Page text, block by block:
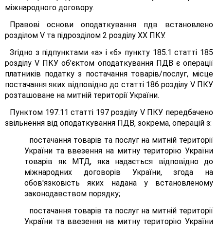
міжнародного договору.
Правові основи оподаткування пдв встановлено
розділом V та підрозділом 2 розділу XX ПКУ.
Згідно з підпунктами «а» і «б» пункту 185.1 статті 185
розділу V ПКУ об’єктом оподаткування ПДВ є операції
платників податку з постачання товарів/послуг, місце
постачання яких відповідно до статті 186 розділу V ПКУ
розташоване на митній території України.
Пунктом 197.11 статті 197 розділу V ПКУ передбачено
звільнення від оподаткування ПДВ, зокрема, операцій з:
постачання товарів та послуг на митній території
України та ввезення на митну територію України
товарів як МТД, яка надається відповідно до
міжнародних договорів України, згода на
обов'язковість яких надана у встановленому
законодавством порядку;
постачання товарів та послуг на митній території
України та ввезення на митну територію України